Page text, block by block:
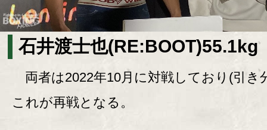
石井渡士也(RE:BOOT)55.1kg
両者は2022年10月に対戦しており(引き
これが再戦となる。